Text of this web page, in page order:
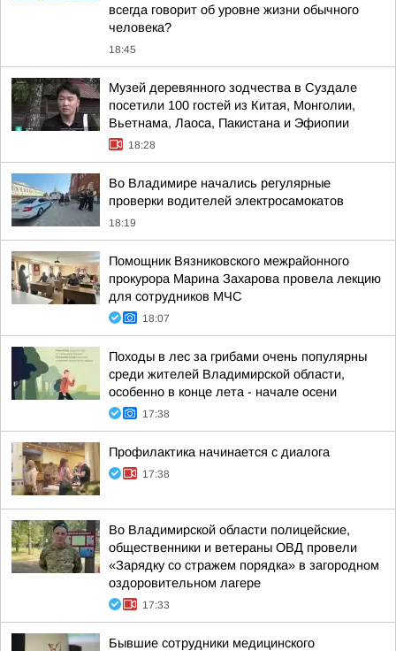
всегда говорит об уровне жизни обычного
человека?
18:45
Музей деревянного зодчества в Суздале
посетили 100 гостей из Китая, Монголии,
Вьетнама, Лаоса, Пакистана и Эфиопии
18:28
Во Владимире начались регулярные
проверки водителей электросамокатов
18:19
Помощник Вязниковского межрайонного
прокурора Марина Захарова провела лекцию
для сотрудников МЧС
18:07
Походы в лес за грибами очень популярны
среди жителей Владимирской области,
особенно в конце лета - начале осени
17:38
Профилактика начинается с диалога
17:38
Во Владимирской области полицейские,
общественники и ветераны ОВД провели
«Зарядку со стражем порядка» в загородном
оздоровительном лагере
17:33
Бывшие сотрудники медицинского